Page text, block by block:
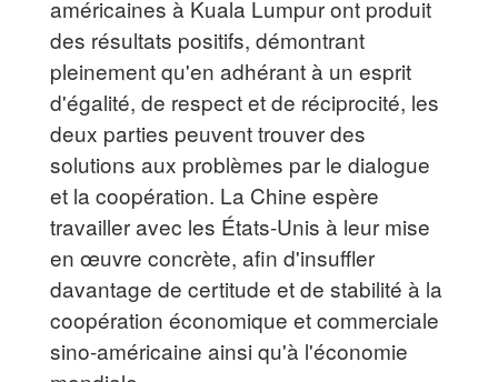
américaines à Kuala Lumpur ont produit
des résultats positifs, démontrant
pleinement qu'en adhérant à un esprit
d'égalité, de respect et de réciprocité, les
deux parties peuvent trouver des
solutions aux problèmes par le dialogue
et la coopération. La Chine espère
travailler avec les États-Unis à leur mise
en œuvre concrète, afin d'insuffler
davantage de certitude et de stabilité à la
coopération économique et commerciale
sino-américaine ainsi qu'à l'économie